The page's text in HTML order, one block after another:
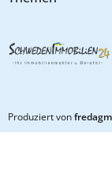
Produziert von